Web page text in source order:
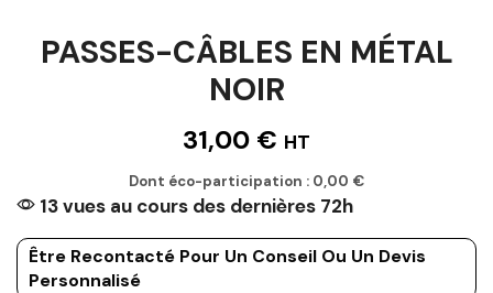
PASSES-CÂBLES EN MÉTAL
NOIR
31,00 € HT
Dont éco-participation : 0,00 €
13 vues au cours des dernières 72h
Être Recontacté Pour Un Conseil Ou Un Devis
Personnalisé